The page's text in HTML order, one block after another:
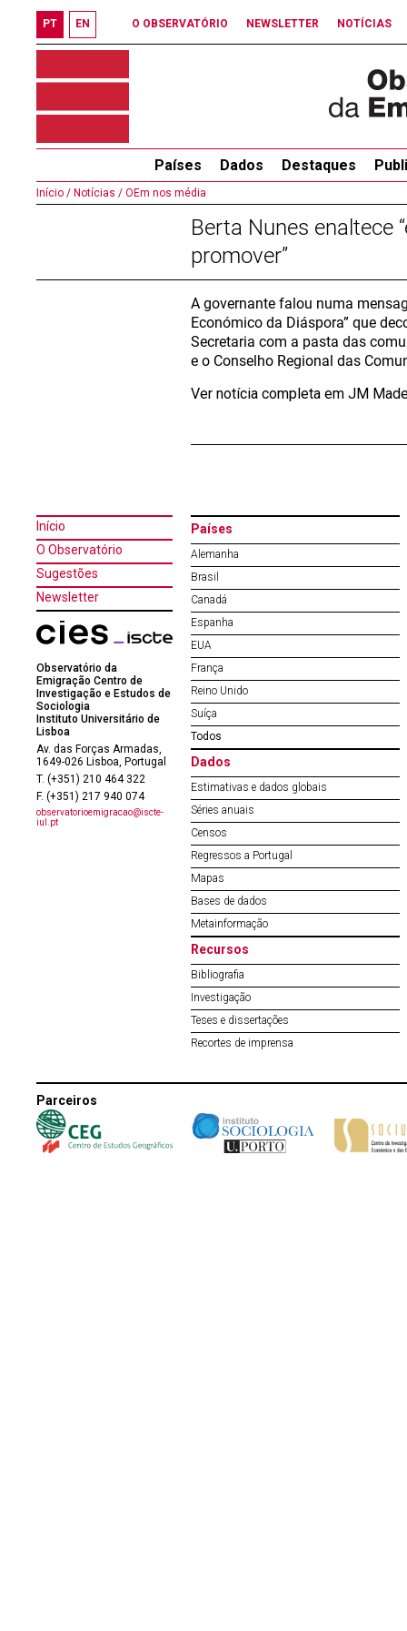
PT EN O OBSERVATÓRIO NEWSLETTER NOTÍCIAS
Países Dados Destaques
Início / Notícias / OEm nos média
Berta Nunes enaltece
promover”
A governante falou numa
Económico da Diáspora” que
Secretaria com a pasta das
e o Conselho Regional das
Ver notícia completa em JM
Início
O Observatório
Sugestões
Newsletter
Observatório da
Emigração Centro de
Investigação e Estudos de
Sociologia
Instituto Universitário de
Lisboa
Av. das Forças Armadas,
1649-026 Lisboa, Portugal
T. (+351) 210 464 322
F. (+351) 217 940 074
observatorioemigracao@iscte-
iul.pt
Países
Alemanha
Brasil
Canadá
Espanha
EUA
França
Reino Unido
Suíça
Todos
Dados
Estimativas e dados globais
Séries anuais
Censos
Regressos a Portugal
Mapas
Bases de dados
Metainformação
Recursos
Bibliografia
Investigação
Teses e dissertações
Recortes de imprensa
Parceiros